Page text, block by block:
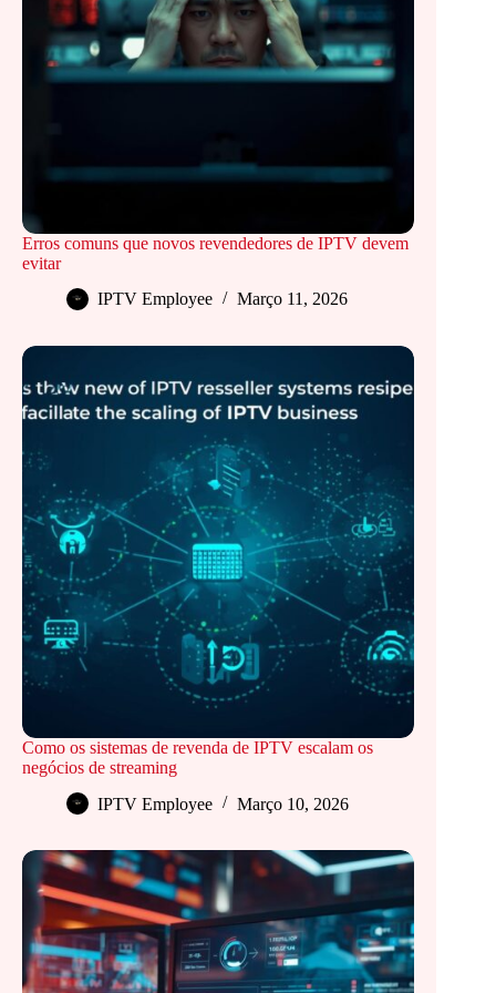
Erros comuns que novos revendedores de IPTV devem
evitar
IPTV Employee
Março 11, 2026
Como os sistemas de revenda de IPTV escalam os
negócios de streaming
IPTV Employee
Março 10, 2026